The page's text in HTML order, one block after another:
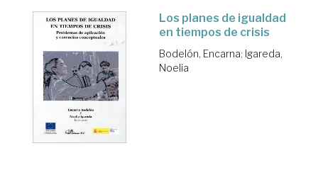
Los planes de igualdad
en tiempos de crisis
Bodelón, Encarna; Igareda,
Noelia